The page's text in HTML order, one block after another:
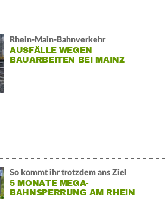
Rhein-Main-Bahnverkehr
AUSFÄLLE WEGEN
BAUARBEITEN BEI MAINZ
So kommt ihr trotzdem ans Ziel
5 MONATE MEGA-
BAHNSPERRUNG AM RHEIN